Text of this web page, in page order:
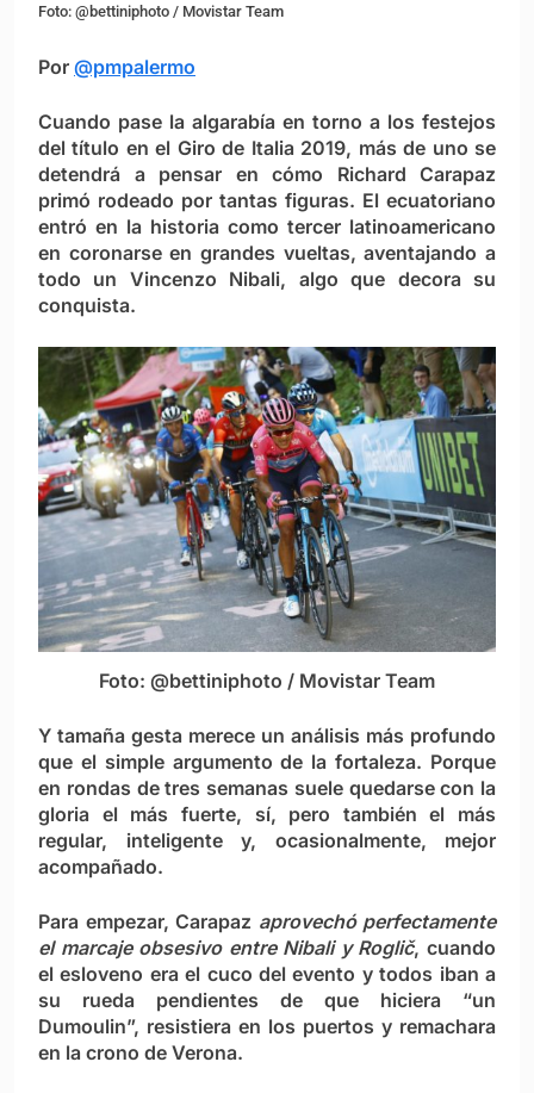
Foto: @bettiniphoto / Movistar Team
Por @pmpalermo
Cuando pase la algarabía en torno a los festejos
del título en el Giro de Italia 2019, más de uno se
detendrá a pensar en cómo Richard Carapaz
primó rodeado por tantas figuras. El ecuatoriano
entró en la historia como tercer latinoamericano
en coronarse en grandes vueltas, aventajando a
todo un Vincenzo Nibali, algo que decora su
conquista.
Foto: @bettiniphoto / Movistar Team
Y tamaña gesta merece un análisis más profundo
que el simple argumento de la fortaleza. Porque
en rondas de tres semanas suele quedarse con la
gloria el más fuerte, sí, pero también el más
regular, inteligente y, ocasionalmente, mejor
acompañado.
Para empezar, Carapaz aprovechó perfectamente
el marcaje obsesivo entre Nibali y Roglič, cuando
el esloveno era el cuco del evento y todos iban a
su rueda pendientes de que hiciera “un
Dumoulin”, resistiera en los puertos y remachara
en la crono de Verona.